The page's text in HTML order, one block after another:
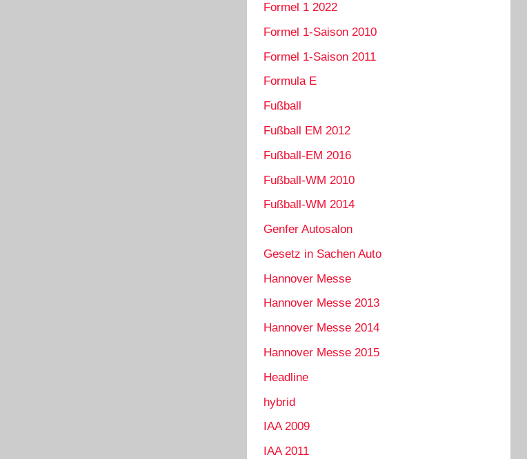
Formel 1 2022
Formel 1-Saison 2010
Formel 1-Saison 2011
Formula E
Fußball
Fußball EM 2012
Fußball-EM 2016
Fußball-WM 2010
Fußball-WM 2014
Genfer Autosalon
Gesetz in Sachen Auto
Hannover Messe
Hannover Messe 2013
Hannover Messe 2014
Hannover Messe 2015
Headline
hybrid
IAA 2009
IAA 2011